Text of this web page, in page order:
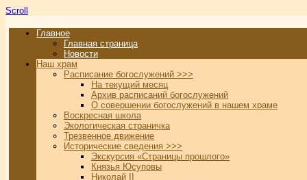
Scroll
Главное
Главная страница
Новости
Наш храм
Расписание богослужений >>>
На текущий месяц
Архив расписаний богослужений
О совершении богослужений в нашем храме
Воскресная школа
Экологическая страничка
Трезвенное движение
Исторические сведения >>>
Экскурсия «Страницы прошлого»
Князья Юсуповы
Николай II